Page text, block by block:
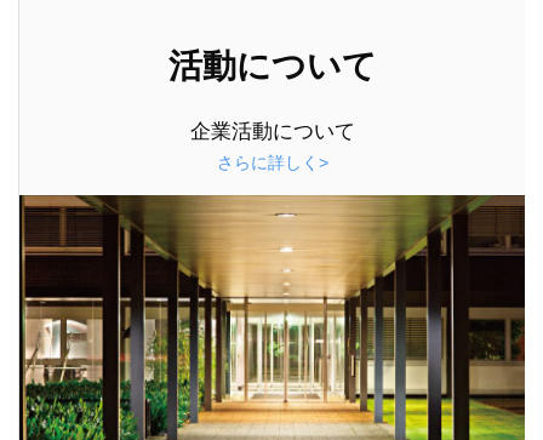
活動について
企業活動について
さらに詳しく>